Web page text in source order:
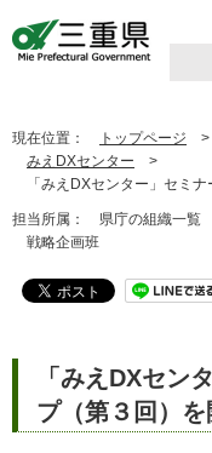
現在位置： トップページ >
みえDXセンター >
「みえDXセンター」セミナ
担当所属： 県庁の組織一
戦略企画班
「みえDXセン
プ（第３回）